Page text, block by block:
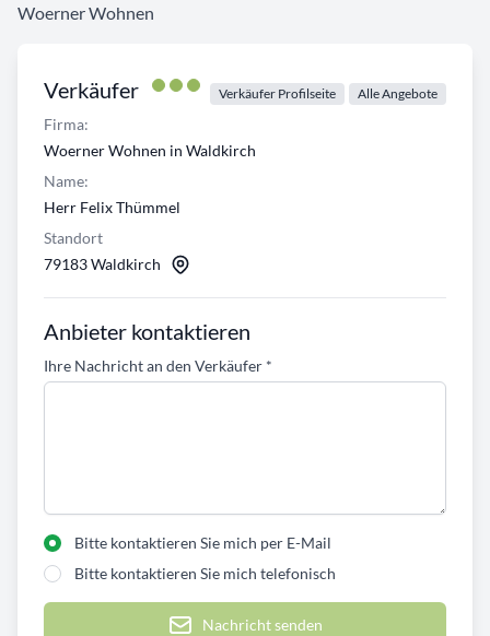
Verkäufer Verkäufer Profilseite Alle Angebote
Firma:
Woerner Wohnen in Waldkirch
Name:
Herr Felix Thümmel
Standort
79183 Waldkirch
Anbieter kontaktieren
Ihre Nachricht an den Verkäufer *
Bitte kontaktieren Sie mich per E-Mail
Bitte kontaktieren Sie mich telefonisch
Nachricht senden
Woerner Wohnen